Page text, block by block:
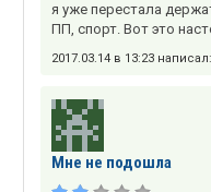
я уже перестала
ПП, спорт. Вот это
2017.03.14 в 13:23 написал:
Мне не подошла